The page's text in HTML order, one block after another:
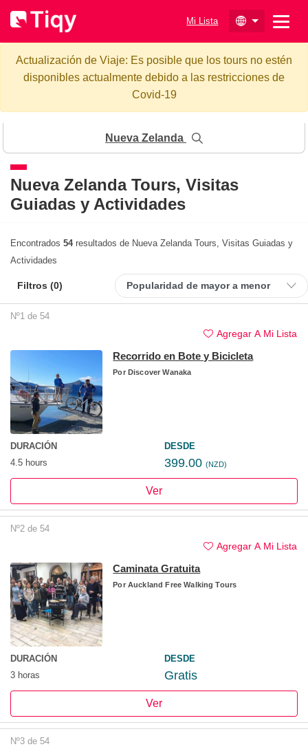
Mi Lista
Actualización de Viaje: Es posible que los tours no estén
disponibles actualmente debido a las restricciones de
Covid-19
Nueva ZelandaTours, Visitas
Guiadas y Actividades
Nueva Zelanda
Encontrados 54resultados de Nueva Zelanda Tours, Visitas Guiadas y
Actividades
Nº1 de 54
Agregar A Mi Lista
Recorrido en Bote y Bicicleta
PorDiscover Wanaka
DURACIÓN
4.5 hours
DESDE
399.00 (NZD)
Ver
Nº2 de 54
Agregar A Mi Lista
Caminata Gratuita
PorAuckland Free Walking Tours
DURACIÓN
3 horas
DESDE
Gratis
Ver
Nº3 de 54
Filtros (0)